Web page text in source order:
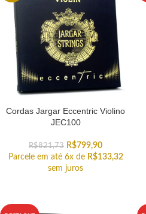
Cordas Jargar Eccentric Violino
JEC100
R$821,73 R$799,90
Parcele em até 6x de R$133,32
sem juros